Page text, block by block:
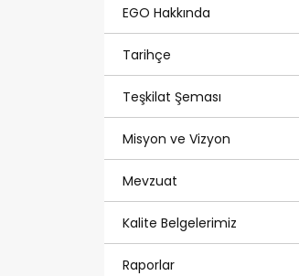
EGO Hakkında
Tarihçe
Teşkilat Şeması
Misyon ve Vizyon
Mevzuat
Kalite Belgelerimiz
Raporlar